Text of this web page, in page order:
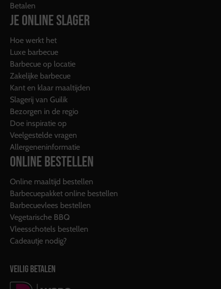
Betalen
JE ONLINE SLAGER
Hoe werkt het
Luxe barbecue
Barbecue op locatie
Zakelijke barbecue
Kant en klaar maaltijden
Slagerij van Guilik
Bezorgen in de regio
Doe inspiratie op
Veelgestelde vragen
Allergeneninformatie
ONLINE BESTELLEN
Online maaltijd bestellen
Barbecuepakket online bestellen
Barbecuevlees bestellen
Vegetarische BBQ
Vleesschotels bestellen
Cadeautje nodig?
VEILIG BETALEN